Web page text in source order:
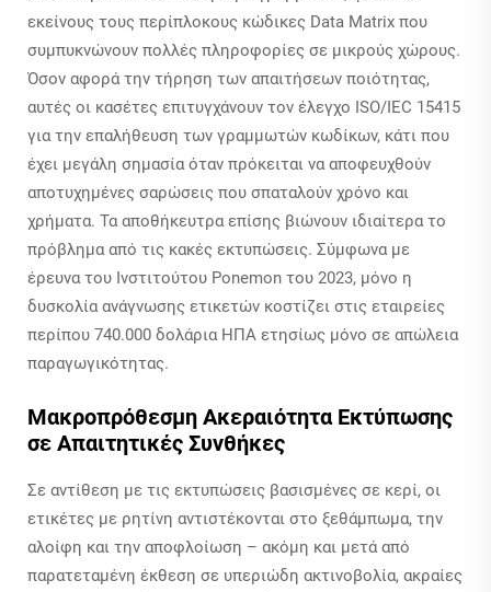
εκείνους τους περίπλοκους κώδικες Data Matrix που
συμπυκνώνουν πολλές πληροφορίες σε μικρούς χώρους.
Όσον αφορά την τήρηση των απαιτήσεων ποιότητας,
αυτές οι κασέτες επιτυγχάνουν τον έλεγχο ISO/IEC 15415
για την επαλήθευση των γραμμωτών κωδίκων, κάτι που
έχει μεγάλη σημασία όταν πρόκειται να αποφευχθούν
αποτυχημένες σαρώσεις που σπαταλούν χρόνο και
χρήματα. Τα αποθήκευτρα επίσης βιώνουν ιδιαίτερα το
πρόβλημα από τις κακές εκτυπώσεις. Σύμφωνα με
έρευνα του Ινστιτούτου Ponemon του 2023, μόνο η
δυσκολία ανάγνωσης ετικετών κοστίζει στις εταιρείες
περίπου 740.000 δολάρια ΗΠΑ ετησίως μόνο σε απώλεια
παραγωγικότητας.
Μακροπρόθεσμη Ακεραιότητα Εκτύπωσης
σε Απαιτητικές Συνθήκες
Σε αντίθεση με τις εκτυπώσεις βασισμένες σε κερί, οι
ετικέτες με ρητίνη αντιστέκονται στο ξεθάμπωμα, την
αλοίφη και την αποφλοίωση – ακόμη και μετά από
παρατεταμένη έκθεση σε υπεριώδη ακτινοβολία, ακραίες